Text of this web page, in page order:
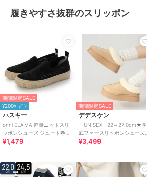
履きやすさ抜群のスリッポン
期間限定SALE
¥200ｸｰﾎﾟﾝ
ハスキー
onni ELAMA 軽量ニットスリ
ッポンシューズ ジュート巻き
風 エスパドリーユ
¥1,479
期間限定SALE
デデスケン
「UNISEX」22～27.0cm★厚
底ファースリッポンシューズ
★6366
¥3,499